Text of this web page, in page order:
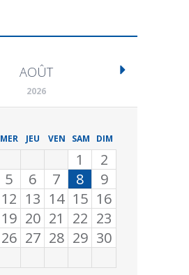
AOÛT
2026
MER JEU VEN SAM DIM
1
2
5 6 7 8
9
12 13 14 15 16
19 20 21 22 23
26 27 28 29 30